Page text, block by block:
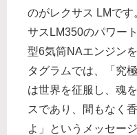
のがレクサス LMで
サスLM350のパワー
型6気筒NAエンジン
タグラムでは、「究
は世界を征服し、魂
スであり、間もなく
よ」というメッセー